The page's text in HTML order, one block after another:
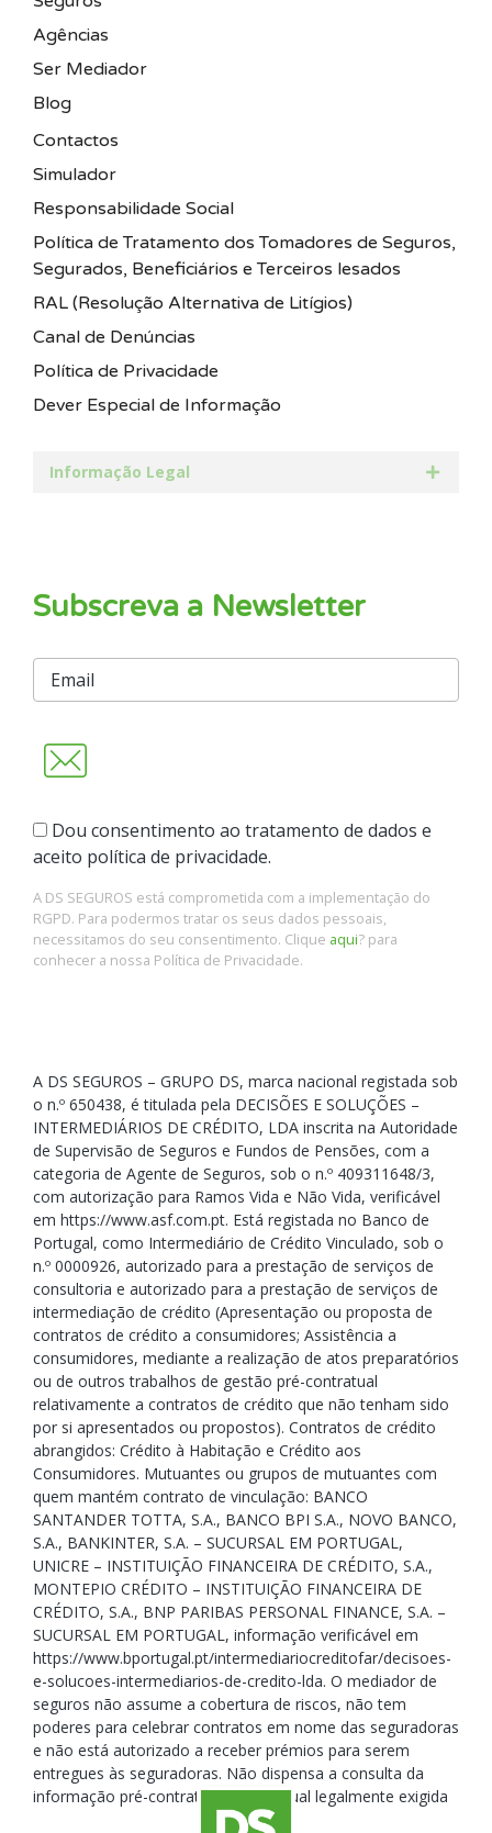
Agências
Ser Mediador
Blog
Contactos
Simulador
Responsabilidade Social
Política de Tratamento dos Tomadores de Seguros,
Segurados, Beneficiários e Terceiros lesados
RAL (Resolução Alternativa de Litígios)
Canal de Denúncias
Política de Privacidade
Dever Especial de Informação
Informação Legal
Subscreva a Newsletter
Dou consentimento ao tratamento de dados e
aceito política de privacidade.
A DS SEGUROS está comprometida com a implementação do
RGPD. Para podermos tratar os seus dados pessoais,
necessitamos do seu consentimento. Clique aqui? para
conhecer a nossa Política de Privacidade.
A DS SEGUROS – GRUPO DS, marca nacional registada sob
o n.º 650438, é titulada pela DECISÕES E SOLUÇÕES –
INTERMEDIÁRIOS DE CRÉDITO, LDA inscrita na Autoridade
de Supervisão de Seguros e Fundos de Pensões, com a
categoria de Agente de Seguros, sob o n.º 409311648/3,
com autorização para Ramos Vida e Não Vida, verificável
em https://www.asf.com.pt. Está registada no Banco de
Portugal, como Intermediário de Crédito Vinculado, sob o
n.º 0000926, autorizado para a prestação de serviços de
consultoria e autorizado para a prestação de serviços de
intermediação de crédito (Apresentação ou proposta de
contratos de crédito a consumidores; Assistência a
consumidores, mediante a realização de atos preparatórios
ou de outros trabalhos de gestão pré-contratual
relativamente a contratos de crédito que não tenham sido
por si apresentados ou propostos). Contratos de crédito
abrangidos: Crédito à Habitação e Crédito aos
Consumidores. Mutuantes ou grupos de mutuantes com
quem mantém contrato de vinculação: BANCO
SANTANDER TOTTA, S.A., BANCO BPI S.A., NOVO BANCO,
S.A., BANKINTER, S.A. – SUCURSAL EM PORTUGAL,
UNICRE – INSTITUIÇÃO FINANCEIRA DE CRÉDITO, S.A.,
MONTEPIO CRÉDITO – INSTITUIÇÃO FINANCEIRA DE
CRÉDITO, S.A., BNP PARIBAS PERSONAL FINANCE, S.A. –
SUCURSAL EM PORTUGAL, informação verificável em
https://www.bportugal.pt/intermediariocreditofar/decisoes-
e-solucoes-intermediarios-de-credito-lda. O mediador de
seguros não assume a cobertura de riscos, não tem
poderes para celebrar contratos em nome das seguradoras
e não está autorizado a receber prémios para serem
entregues às seguradoras. Não dispensa a consulta da
informação pré-contratual e contratual legalmente exigida